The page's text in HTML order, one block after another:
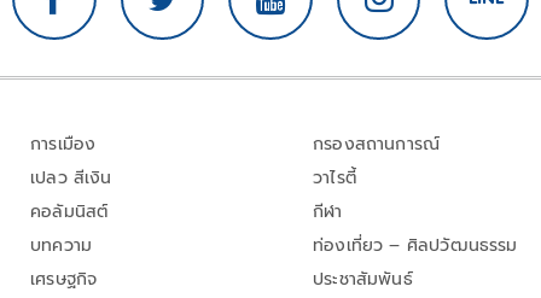
การเมือง
เปลว สีเงิน
คอลัมนิสต์
บทความ
เศรษฐกิจ
กรองสถานการณ์
วาไรตี้
กีฬา
ท่องเที่ยว – ศิลปวัฒนธรรม
ประชาสัมพันธ์